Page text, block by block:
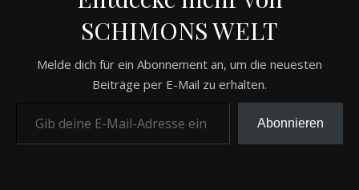
SCHIMONS WELT
Melde dich für ein Abonnement an, um die neuesten
Beiträge per E-Mail zu erhalten.
Abonnieren